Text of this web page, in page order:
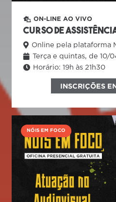
ON-LINE AO VIVO
CURSO DE
Online pela plataforma
Terça e quintas, de 10/
Horário: 19h às 21h30
INSCRIÇÕES
NÓIS EM FOCO